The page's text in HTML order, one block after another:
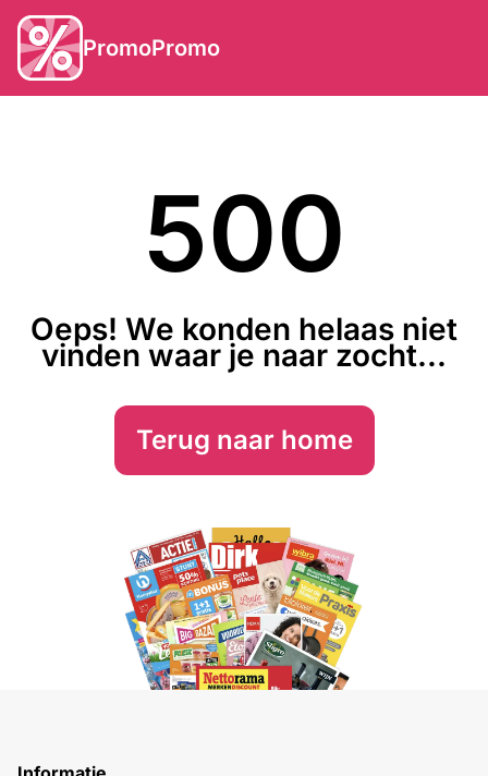
PromoPromo
500
Oeps! We konden helaas niet
vinden waar je naar zocht...
Terug naar home